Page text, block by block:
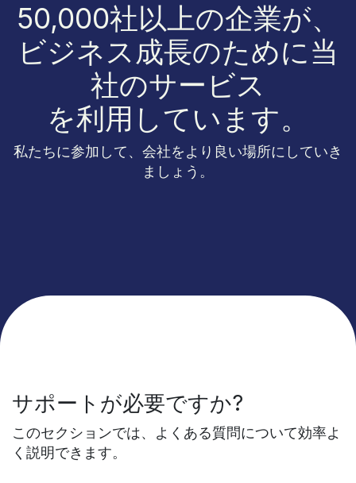
50,000社以上の企業が、
ビジネス成長のために当
社のサービス
を利用しています。
私たちに参加して、会社をより良い場所にしていき
ましょう。
サポートが必要ですか?
このセクションでは、よくある質問について効率よ
く説明できます。